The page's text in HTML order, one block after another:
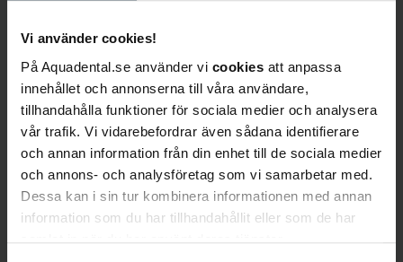
Vi använder cookies!
På Aquadental.se använder vi cookies att anpassa
innehållet och annonserna till våra användare,
tillhandahålla funktioner för sociala medier och analysera
vår trafik. Vi vidarebefordrar även sådana identifierare
och annan information från din enhet till de sociala medier
och annons- och analysföretag som vi samarbetar med.
Dessa kan i sin tur kombinera informationen med annan
information som du har tillhandahållit eller som de har
samlat in när du har använt deras tjänster.